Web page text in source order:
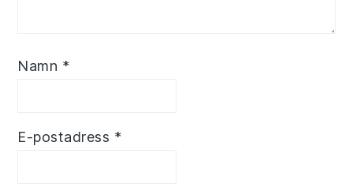
Namn *
E-postadress *